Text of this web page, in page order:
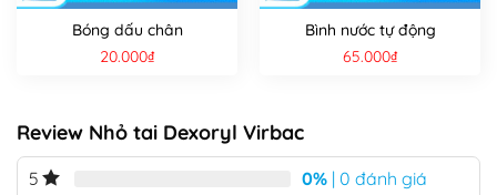
Bóng dấu chân
20.000₫
Bình nước tự động
65.000₫
Review Nhỏ tai Dexoryl Virbac
5 0% | 0 đánh giá